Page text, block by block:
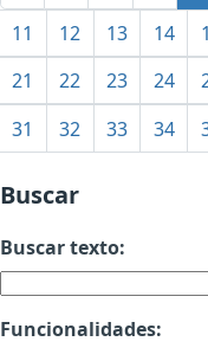
11
12 13 14
21
22 23 24
31
32 33 34
Buscar
Buscar texto:
Funcionalidades: